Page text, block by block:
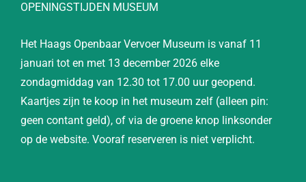
OPENINGSTIJDEN MUSEUM
Het Haags Openbaar Vervoer Museum is vanaf 11
januari tot en met 13 december 2026 elke
zondagmiddag van 12.30 tot 17.00 uur geopend.
Kaartjes zijn te koop in het museum zelf (alleen pin:
geen contant geld), of via de groene knop linksonder
op de website. Vooraf reserveren is niet verplicht.